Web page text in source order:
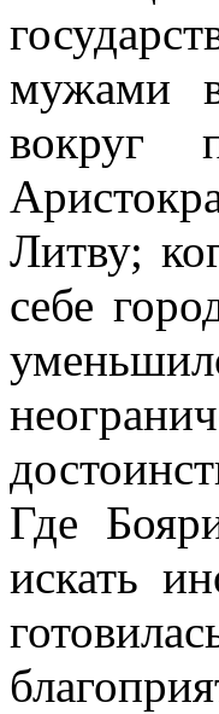
мужами
вокруг
Литву;
себе
Где
искать